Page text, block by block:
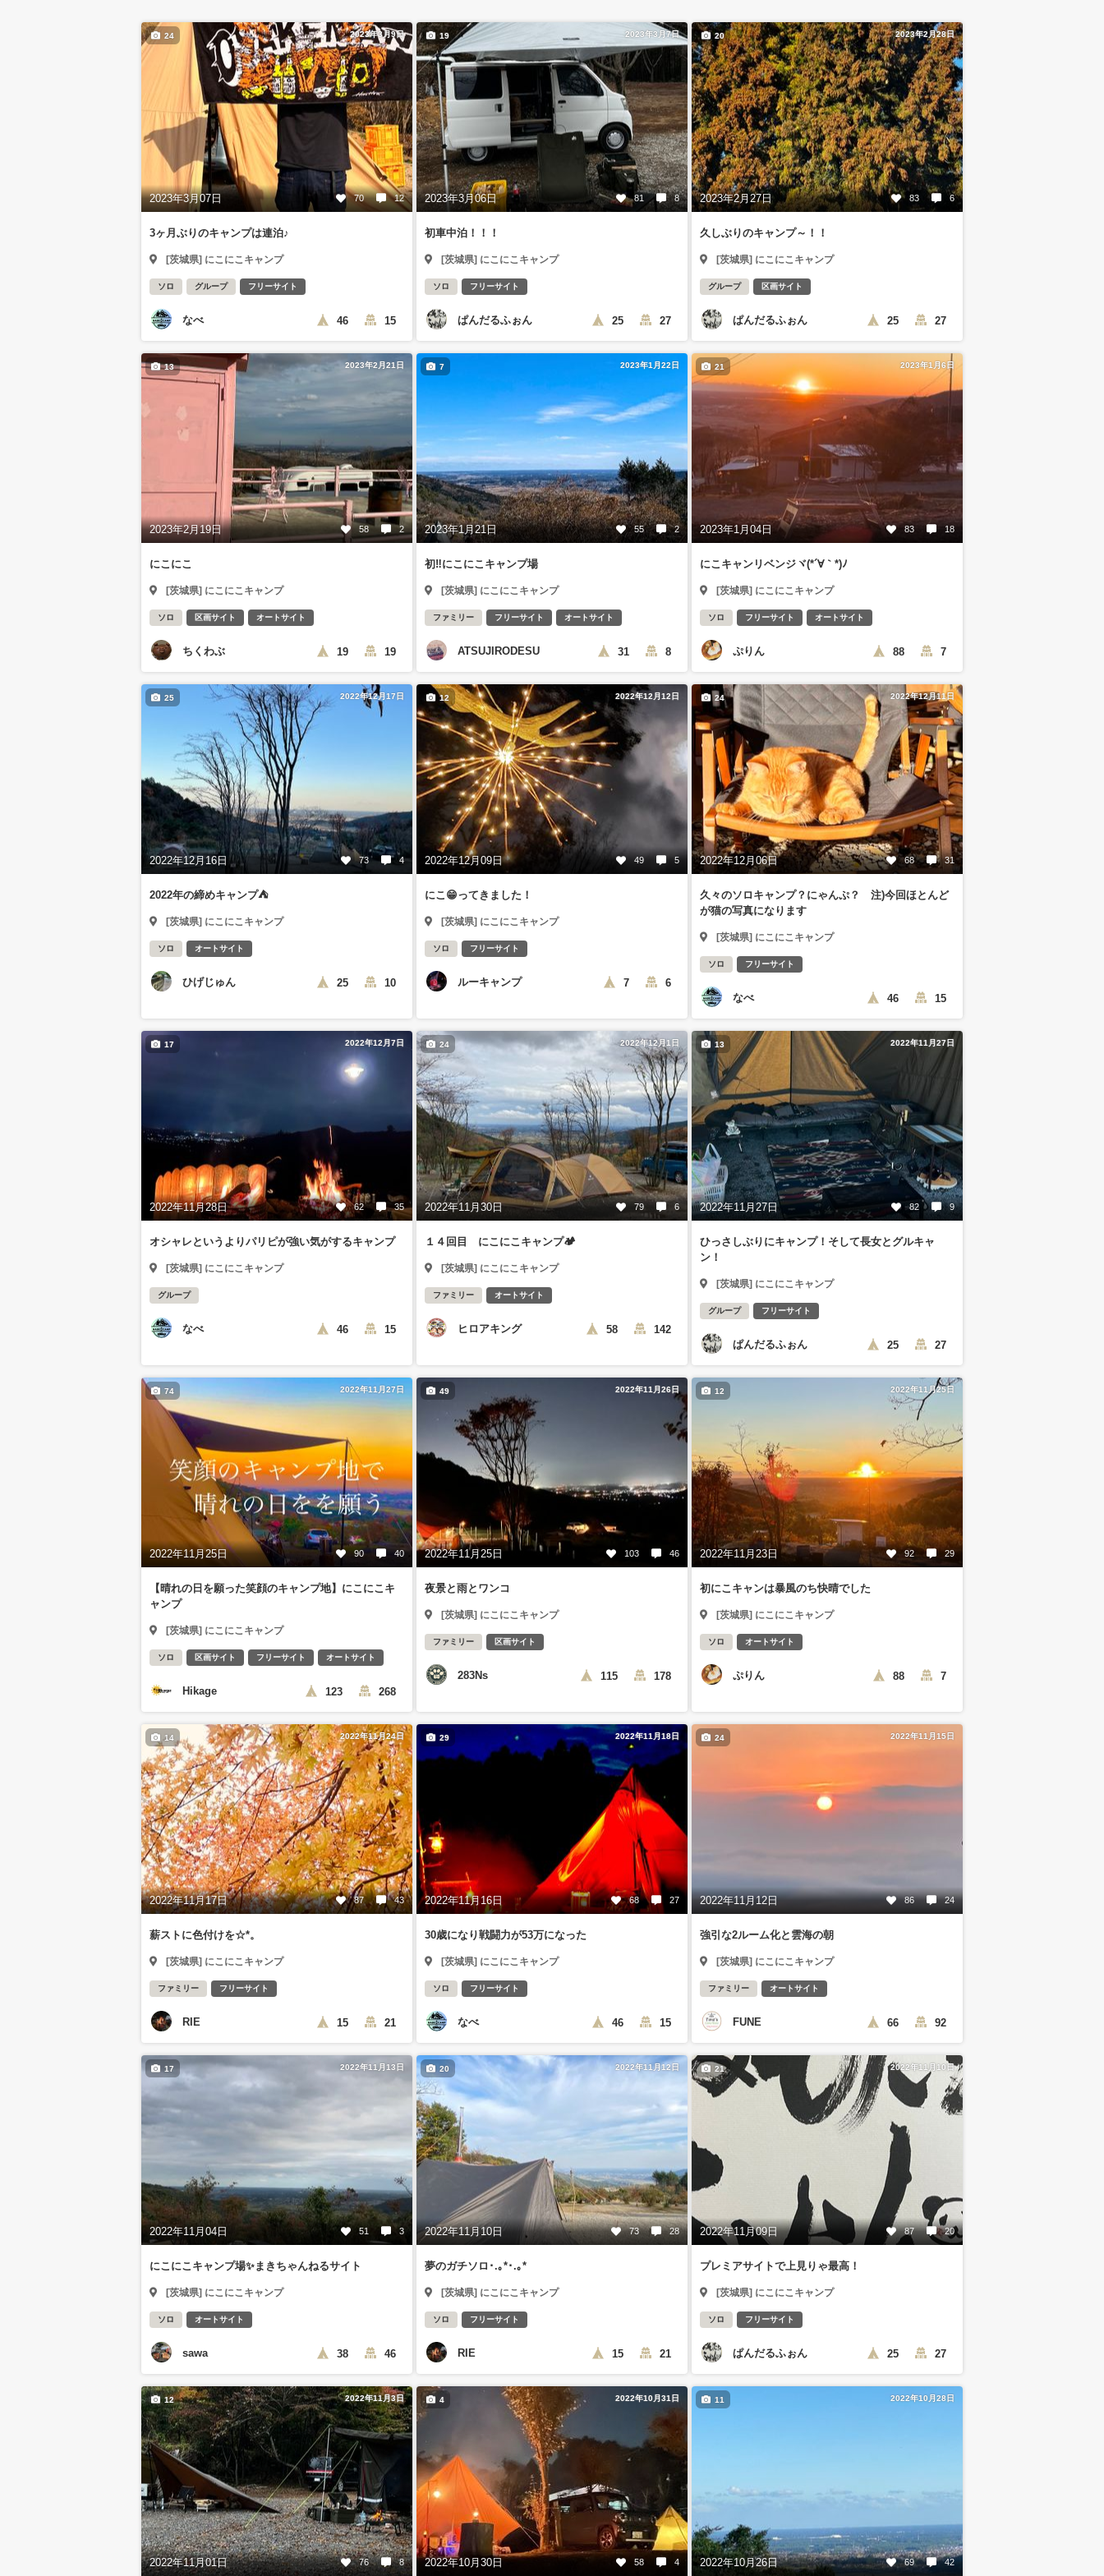
2023年3月9日
2023年3月07日 70 12
24
3ヶ月ぶりのキャンプは連泊♪
[茨城県] にこにこキャンプ
ソロ グループ フリーサイト
なべ 46 15
2023年3月7日
2023年3月06日 81 8
19
初車中泊！！！
[茨城県] にこにこキャンプ
ソロ フリーサイト
ぱんだるふぉん 25 27
2023年2月28日
2023年2月27日 83 6
20
久しぶりのキャンプ～！！
[茨城県] にこにこキャンプ
グループ 区画サイト
ぱんだるふぉん 25 27
2023年2月21日
2023年2月19日 58 2
13
にこにこ
[茨城県] にこにこキャンプ
ソロ 区画サイト オートサイト
ちくわぶ 19 19
2023年1月22日
2023年1月21日 55 2
7
初‼️にこにこキャンプ場
[茨城県] にこにこキャンプ
ファミリー フリーサイト オートサイト
ATSUJIRODESU 31 8
2023年1月6日
2023年1月04日 83 18
21
にこキャンリベンジヾ(*´∀｀*)ﾉ
[茨城県] にこにこキャンプ
ソロ フリーサイト オートサイト
ぷりん 88 7
2022年12月17日
2022年12月16日 73 4
25
2022年の締めキャンプ⛺️
[茨城県] にこにこキャンプ
ソロ オートサイト
ひげじゅん 25 10
2022年12月12日
2022年12月09日 49 5
12
にこ😁ってきました！
[茨城県] にこにこキャンプ
ソロ フリーサイト
ルーキャンプ 7 6
2022年12月11日
2022年12月06日 68 31
24
久々のソロキャンプ？にゃんぷ？ 注)今回ほとんど
が猫の写真になります
[茨城県] にこにこキャンプ
ソロ フリーサイト
なべ 46 15
2022年12月7日
2022年11月28日 62 35
17
オシャレというよりパリピが強い気がするキャンプ
[茨城県] にこにこキャンプ
グループ
なべ 46 15
2022年12月1日
2022年11月30日 79 6
24
１４回目 にこにこキャンプ🏕
[茨城県] にこにこキャンプ
ファミリー オートサイト
ヒロアキング 58 142
2022年11月27日
2022年11月27日 82 9
13
ひっさしぶりにキャンプ！そして長女とグルキャ
ン！
[茨城県] にこにこキャンプ
グループ フリーサイト
ぱんだるふぉん 25 27
2022年11月27日
2022年11月25日 90 40
74
【晴れの日を願った笑顔のキャンプ地】にこにこキ
ャンプ
[茨城県] にこにこキャンプ
ソロ 区画サイト フリーサイト オートサイト
Hikage 123 268
2022年11月26日
2022年11月25日 103 46
49
夜景と雨とワンコ
[茨城県] にこにこキャンプ
ファミリー 区画サイト
283Ns 115 178
2022年11月25日
2022年11月23日 92 29
12
初にこキャンは暴風のち快晴でした
[茨城県] にこにこキャンプ
ソロ オートサイト
ぷりん 88 7
2022年11月24日
2022年11月17日 87 43
14
薪ストに色付けを☆*。
[茨城県] にこにこキャンプ
ファミリー フリーサイト
RIE 15 21
2022年11月18日
2022年11月16日 68 27
29
30歳になり戦闘力が53万になった
[茨城県] にこにこキャンプ
ソロ フリーサイト
なべ 46 15
2022年11月15日
2022年11月12日 86 24
24
強引な2ルーム化と雲海の朝
[茨城県] にこにこキャンプ
ファミリー オートサイト
FUNE 66 92
2022年11月13日
2022年11月04日 51 3
17
にこにこキャンプ場✨まきちゃんねるサイト
[茨城県] にこにこキャンプ
ソロ オートサイト
sawa 38 46
2022年11月12日
2022年11月10日 73 28
20
夢のガチソロ･.｡*･.｡*
[茨城県] にこにこキャンプ
ソロ フリーサイト
RIE 15 21
2022年11月10日
2022年11月09日 87 20
21
プレミアサイトで上見りゃ最高！
[茨城県] にこにこキャンプ
ソロ フリーサイト
ぱんだるふぉん 25 27
2022年11月3日
2022年11月01日 76 8
12 2022年10月31日
2022年10月30日 58 4
4 2022年10月28日
2022年10月26日 69 42
11